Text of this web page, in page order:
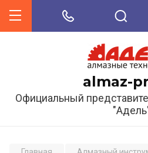
almaz-
Официальный